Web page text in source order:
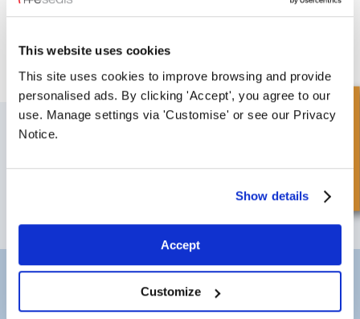
This website uses cookies
This site uses cookies to improve browsing and provide
personalised ads. By clicking 'Accept', you agree to our
use. Manage settings via 'Customise' or see our Privacy
Notice.
Show details
Accept
Customize
Gratis collectiebeschikbaar, OF kies
volgende dag geleverd.
SCHRIJF JE IN VOOR ONZE NIEUWSBRIEF
Darlington
+44 (0) 1325 282732
Email:sales@fpeseals.com
Doncaster
Telefoon:
Email:
Snel onderzoek